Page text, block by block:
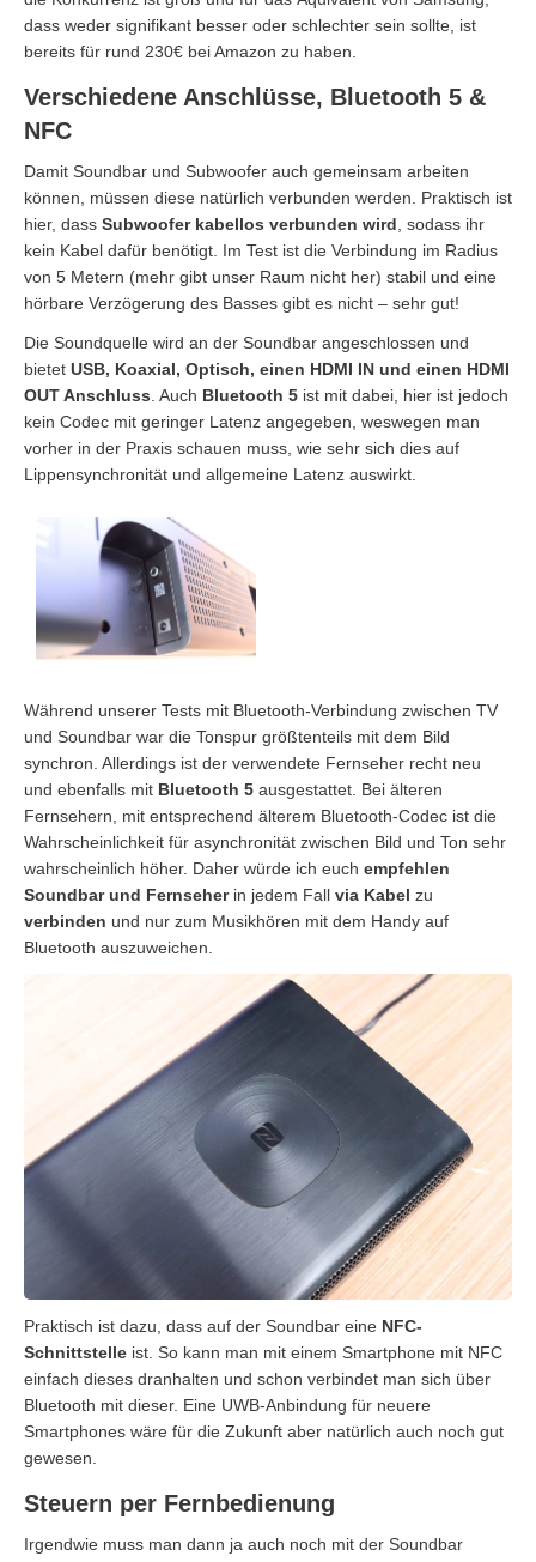
dass weder signifikant besser oder schlechter sein sollte, ist
bereits für rund 230€ bei Amazon zu haben.
Verschiedene Anschlüsse, Bluetooth 5 &
NFC
Damit Soundbar und Subwoofer auch gemeinsam arbeiten
können, müssen diese natürlich verbunden werden. Praktisch ist
hier, dass Subwoofer kabellos verbunden wird , sodass ihr
kein Kabel dafür benötigt. Im Test ist die Verbindung im Radius
von 5 Metern (mehr gibt unser Raum nicht her) stabil und eine
hörbare Verzögerung des Basses gibt es nicht – sehr gut!
Die Soundquelle wird an der Soundbar angeschlossen und
bietet USB, Koaxial, Optisch, einen HDMI IN und einen HDMI
OUT Anschluss . Auch Bluetooth 5 ist mit dabei, hier ist jedoch
kein Codec mit geringer Latenz angegeben, weswegen man
vorher in der Praxis schauen muss, wie sehr sich dies auf
Lippensynchronität und allgemeine Latenz auswirkt.
Während unserer Tests mit Bluetooth-Verbindung zwischen TV
und Soundbar war die Tonspur größtenteils mit dem Bild
synchron. Allerdings ist der verwendete Fernseher recht neu
und ebenfalls mit Bluetooth 5 ausgestattet. Bei älteren
Fernsehern, mit entsprechend älterem Bluetooth-Codec ist die
Wahrscheinlichkeit für asynchronität zwischen Bild und Ton sehr
wahrscheinlich höher. Daher würde ich euch empfehlen
Soundbar und Fernseherin jedem Fall via Kabel zu
verbinden und nur zum Musikhören mit dem Handy auf
Bluetooth auszuweichen.
Praktisch ist dazu, dass auf der Soundbar eine NFC-
Schnittstelle ist. So kann man mit einem Smartphone mit NFC
einfach dieses dranhalten und schon verbindet man sich über
Bluetooth mit dieser. Eine UWB-Anbindung für neuere
Smartphones wäre für die Zukunft aber natürlich auch noch gut
gewesen.
Steuern per Fernbedienung
Irgendwie muss man dann ja auch noch mit der Soundbar